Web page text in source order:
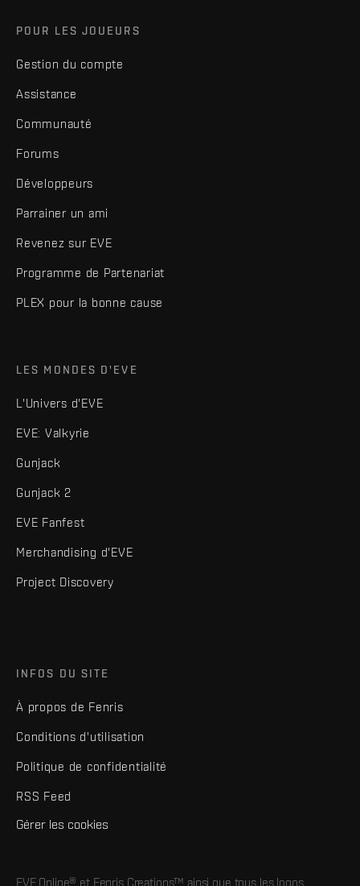
POUR LES JOUEURS
Gestion du compte
Assistance
Communauté
Forums
Développeurs
Parrainer un ami
Revenez sur EVE
Programme de Partenariat
PLEX pour la bonne cause
LES MONDES D'EVE
L'Univers d'EVE
EVE: Valkyrie
Gunjack
Gunjack 2
EVE Fanfest
Merchandising d'EVE
Project Discovery
INFOS DU SITE
À propos de Fenris
Conditions d'utilisation
Politique de confidentialité
RSS Feed
Gérer les cookies
EVE Online® et Fenris Creations™ ainsi que tous les logos